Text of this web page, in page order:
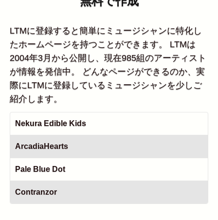
LTMに登録すると簡単にミュージシャンに特化し
たホームページを持つことができます。 LTMは
2004年3月から公開し、現在985組のアーティスト
が情報を発信中。 どんなページができるのか、実
際にLTMに登録しているミュージシャンを少しご
紹介します。
Nekura Edible Kids
ArcadiaHearts
Pale Blue Dot
Contranzor